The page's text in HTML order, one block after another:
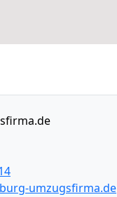
umzugsfirma.de